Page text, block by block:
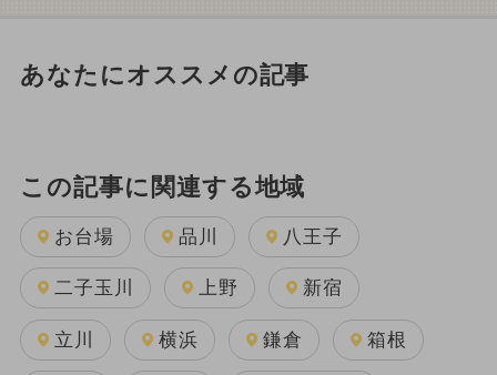
あなたにオススメの記事
この記事に関連する地域
お台場 品川 八王子
二子玉川 上野 新宿
立川 横浜 鎌倉 箱根